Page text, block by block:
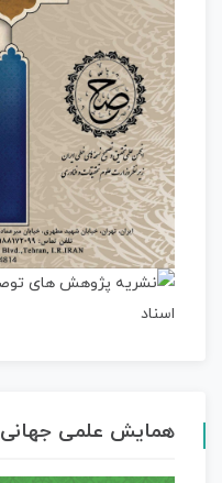
همایش علمی جهانی 1405